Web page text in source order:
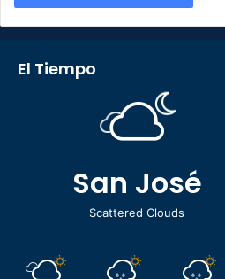
El Tiempo
San José
Scattered Clouds